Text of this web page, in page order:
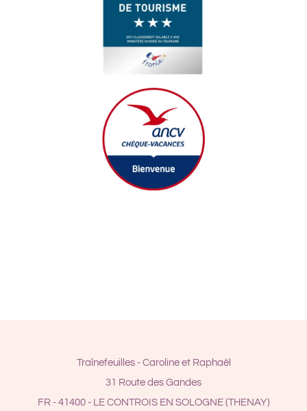
Traînefeuilles - Caroline et Raphaël
31 Route des Gandes
FR - 41400 - LE CONTROIS EN SOLOGNE (THENAY)